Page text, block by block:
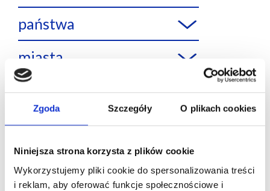
Zgoda Szczegóły O plikach cookies
Niniejsza strona korzysta z plików cookie
Wykorzystujemy pliki cookie do spersonalizowania treści
i reklam, aby oferować funkcje społecznościowe i
państwa
miasta